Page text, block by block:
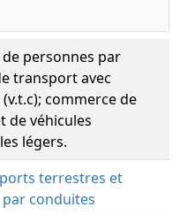
personnes par
transport avec
commerce de
de véhicules
légers.
terrestres et
conduites